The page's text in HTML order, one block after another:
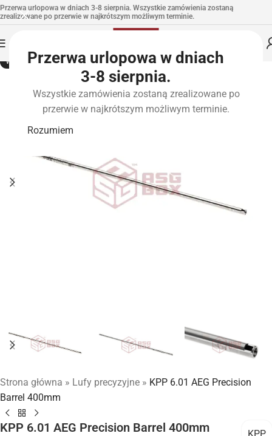
Przerwa urlopowa w dniach
3-8 sierpnia.
Wszystkie zamówienia zostaną zrealizowane po
przerwie w najkrótszym możliwym terminie.
Rozumiem
Przerwa urlopowa w dniach 3-8 sierpnia. Wszystkie zamówienia zostaną
zrealizowane po przerwie w najkrótszym możliwym terminie.
WYPRZEDANE
Strona główna » Lufy precyzyjne » KPP 6.01 AEG Precision
Barrel 400mm
KPP 6.01 AEG Precision Barrel 400mm